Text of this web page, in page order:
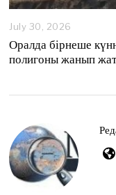
July 30, 2026
Оралда бірнеше
полигоны жанып